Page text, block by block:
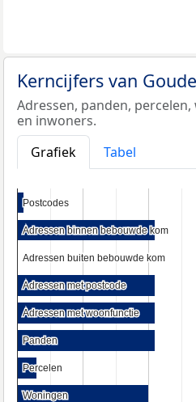
Kerncijfers van
Adressen, panden,
en inwoners.
Grafiek
Tabel
Postcodes
Postcodes
Adressen binnen bebouwde kom
Adressen binnen bebouwde kom
Adressen buiten bebouwde kom
Adressen buiten bebouwde kom
Adressen met postcode
Adressen met postcode
Adressen met woonfunctie
Adressen met woonfunctie
Panden
Panden
Percelen
Percelen
Woningen
Woningen